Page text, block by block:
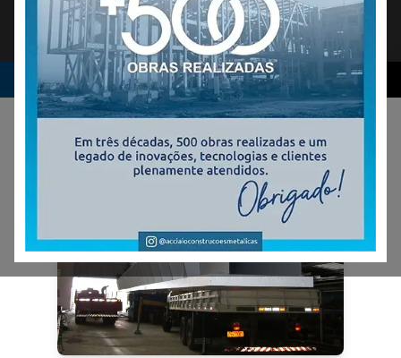
Reforços e Recuperação Estruturals
Roberto Thompson
Local: São Paulo / SP
Peso: 27t.